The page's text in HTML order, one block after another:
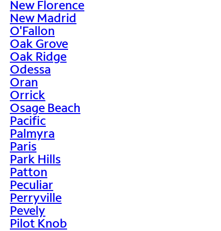
New Florence
New Madrid
O'Fallon
Oak Grove
Oak Ridge
Odessa
Oran
Orrick
Osage Beach
Pacific
Palmyra
Paris
Park Hills
Patton
Peculiar
Perryville
Pevely
Pilot Knob